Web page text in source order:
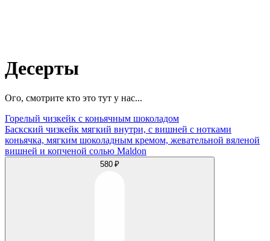
Десерты
Ого, смотрите кто это тут у нас...
Горелый чизкейк с коньячным шоколадом
Баскский чизкейк мягкий внутри, с вишней с нотками
коньячка, мягким шоколадным кремом, жевательной вяленой
вишней и копченой солью Maldon
580 ₽